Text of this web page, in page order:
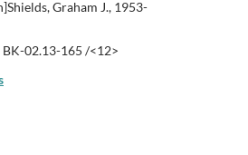
Graham J., 1953-
BK-02.13-165 /<12>